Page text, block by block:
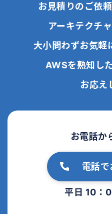
お見積りのご依
アーキテクチ
大小問わずお気軽
AWSを熟知し
お応え
お電話か
電話
平日 10：